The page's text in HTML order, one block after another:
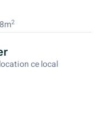
2
ce local